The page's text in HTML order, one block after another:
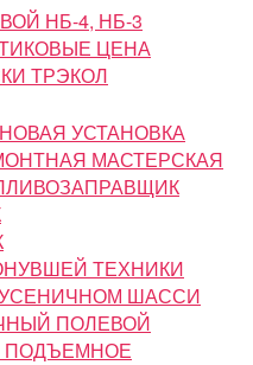
НБ-4, НБ-3
ЦЕНА
ТРЭКОЛ
УСТАНОВКА
МАСТЕРСКАЯ
ТЕХНИКИ
ШАССИ
ПОЛЕВОЙ
ПОДЪЕМНОЕ